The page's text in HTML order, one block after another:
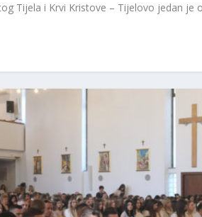
Tijela i Krvi Kristove – Tijelovo jedan je